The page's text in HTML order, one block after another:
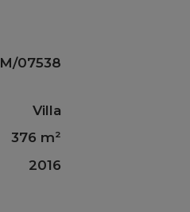
M/07538
Villa
376 m²
2016